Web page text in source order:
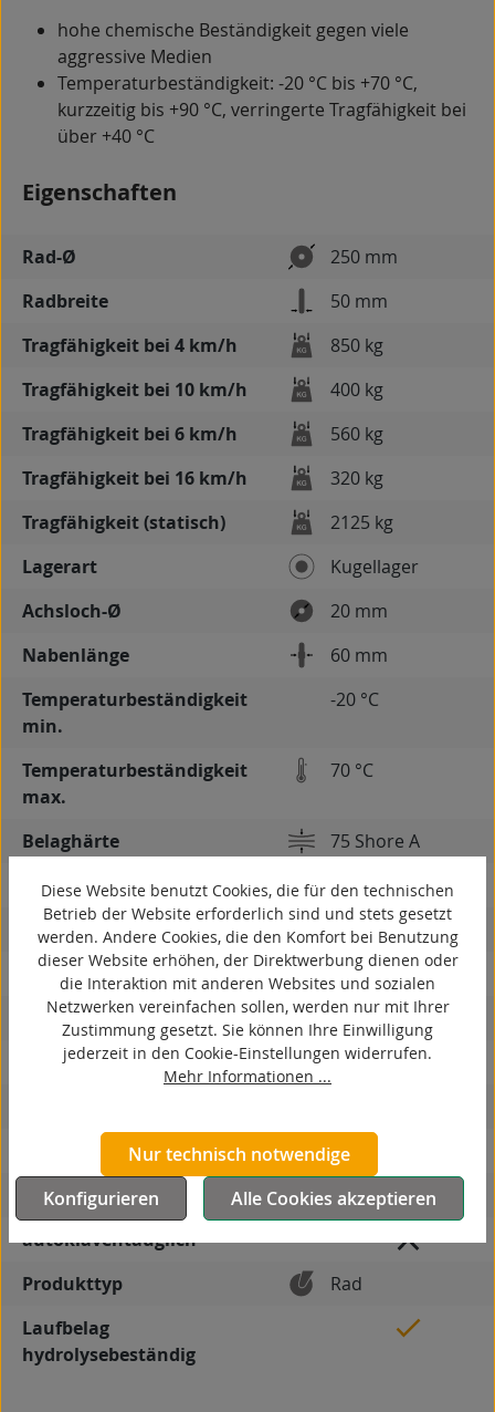
hohe chemische Beständigkeit gegen viele
aggressive Medien
Temperaturbeständigkeit: -20 °C bis +70 °C,
kurzzeitig bis +90 °C, verringerte Tragfähigkeit bei
über +40 °C
Eigenschaften
Rad-Ø
250 mm
Radbreite
50 mm
Tragfähigkeit bei 4 km/h
850 kg
Tragfähigkeit bei 10 km/h
400 kg
Tragfähigkeit bei 6 km/h
560 kg
Tragfähigkeit bei 16 km/h
320 kg
Tragfähigkeit (statisch)
2125 kg
Lagerart
Kugellager
Achsloch-Ø
20 mm
Nabenlänge
60 mm
Temperaturbeständigkeit
min.
-20 °C
Temperaturbeständigkeit
max.
70 °C
Belaghärte
75 Shore A
Gewicht
2,2 kg
spurlos
kontaktverfärbungsfrei
antistatisch
korrosionsbeständig
hitzebeständig
autoklaventauglich
Produkttyp
Rad
Laufbelag
hydrolysebeständig
Diese Website benutzt Cookies, die für den technischen
Betrieb der Website erforderlich sind und stets gesetzt
werden. Andere Cookies, die den Komfort bei Benutzung
dieser Website erhöhen, der Direktwerbung dienen oder
die Interaktion mit anderen Websites und sozialen
Netzwerken vereinfachen sollen, werden nur mit Ihrer
Zustimmung gesetzt. Sie können Ihre Einwilligung
jederzeit in den Cookie-Einstellungen widerrufen.
Mehr Informationen ...
Nur technisch notwendige
Konfigurieren
Alle Cookies akzeptieren